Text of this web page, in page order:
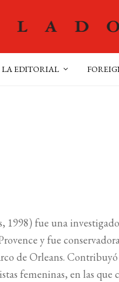
LA EDITORIAL
fue una
y fue
de Orleans.
femeninas, en las que